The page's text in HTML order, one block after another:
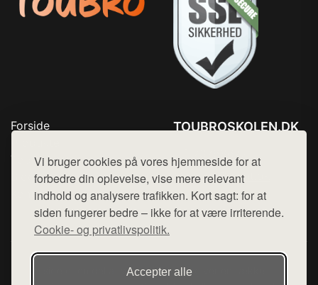
Vi bruger cookies på vores hjemmeside for at
forbedre din oplevelse, vise mere relevant
indhold og analysere trafikken. Kort sagt: for at
siden fungerer bedre – ikke for at være irriterende.
Cookie- og privatlivspolitik.
Accepter alle
Forside
Top Rabatter
Blog
Kontakt
TOUBROSKOLEN.DK
Mail: hej@want.dk
Cookie- og privatlivspolitik
Denne side er en del af want.dk, der udgiver en række